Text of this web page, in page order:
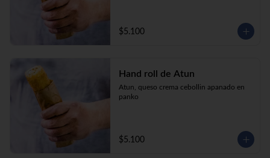
$5.100
Hand roll de Atun
Atun, queso crema cebollin apanado en
panko
$5.100